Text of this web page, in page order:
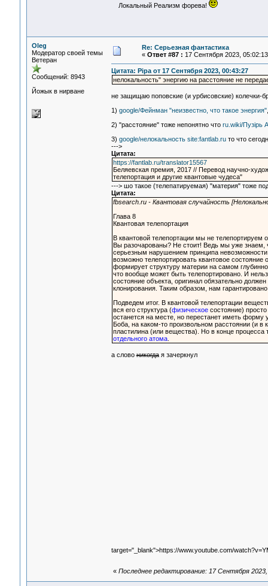
Локальный Реализм форева!
Oleg
Модератор своей темы
Ветеран
Сообщений: 8943
Йожык в нирване
Re: Серьезная фантастика
« Ответ #87 : 17 Сентября 2023,
Цитата: Pipa от 17 Сентября 2023, 00:43:27
нелокальность" энергию на расстояние не
не защищаю поповские (и урбисовские) колечки-
1) google/Фейнман "неизвестно, что такое энергия"
2) "расстояние" тоже непонятно что ru.wiki/Пузiрь
3) google/нелокальность site:fantlab.ruто что
--->
Цитата:
https://fantlab.ru/translator15567
Беляевская премия, 2017 // Перевод научно-
телепортация и другие квантовые чудеса"
---> шо такое (телепатируемая) "материя" тоже
Цитата:
fbsearch.ru - Квантовая случайность
Глава 8
Квантовая телепортация
В квантовой телепортации мы не телепортируем
Вы разочарованы? Не стоит! Ведь мы уже знаем,
серьезным нарушением принципа
возможно телепортировать квантовое
формирует структуру материи на самом
что вообще может быть телепортировано. И
состояние объекта, оригинал обязательно
клонирования. Таким образом, нам
Подведем итог. В квантовой телепортации
вся его структура (физическоесостояние) просто
останется на месте, но перестанет иметь форму
Боба, на каком-то произвольном расстоянии (и
пластилина (или вещества). Но в конце
отдельного атома.
а словоникогдая зачеркнул
target="_blank">https://www.youtube.com/
« Последнее редактирование: 17 Сентября